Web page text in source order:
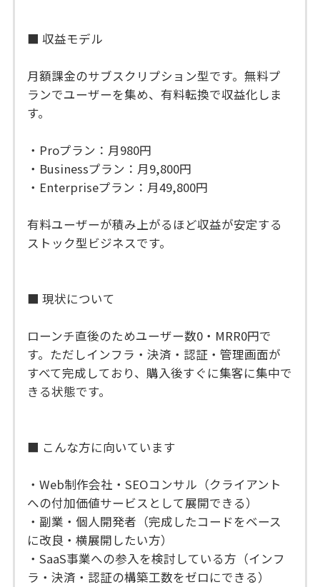
■ 収益モデル
月額課金のサブスクリプション型です。無料プ
ランでユーザーを集め、有料転換で収益化しま
す。
・Proプラン：月980円
・Businessプラン：月9,800円
・Enterpriseプラン：月49,800円
有料ユーザーが積み上がるほど収益が安定する
ストック型ビジネスです。
■ 現状について
ローンチ直後のためユーザー数0・MRR0円で
す。ただしインフラ・決済・認証・管理画面が
すべて完成しており、購入後すぐに集客に集中で
きる状態です。
■ こんな方に向いています
・Web制作会社・SEOコンサル（クライアント
への付加価値サービスとして展開できる）
・副業・個人開発者（完成したコードをベース
に改良・横展開したい方）
・SaaS事業への参入を検討している方（インフ
ラ・決済・認証の構築工数をゼロにできる）